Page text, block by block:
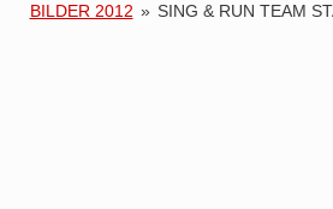
BILDER 2012 » SING & RUN TEAM